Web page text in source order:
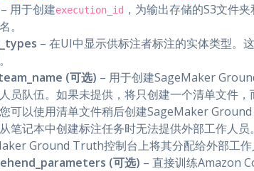
– 用于创建execution_id ，为输出存储的S3文件
。
– 在UI中显示供标注者标注的实体类型。
(可选) – 用于创建SageMaker
员队伍。如果未提供，将只创建一个清单文件
可以使用清单文件稍后创建SageMaker
笔记本中创建标注任务时无法提供外部工作人
Ground Truth控制台上将其分配给外部工作
(可选) – 直接训练Amazon